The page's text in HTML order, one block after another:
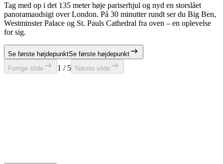
Tag med op i det 135 meter høje pariserhjul og nyd en storslået
panoramaudsigt over London. På 30 minutter rundt ser du Big Ben,
Westminster Palace og St. Pauls Cathedral fra oven – en oplevelse
for sig.
Se første højdepunktSe første højdepunkt
Forrige slide
1 / 5 Næste slide